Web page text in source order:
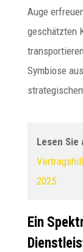
Auge
geschätzten
Symbiose
Lesen Sie
2025
Ein